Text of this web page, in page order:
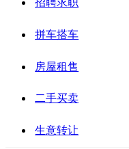
招聘求职
拼车搭车
房屋租售
二手买卖
生意转让